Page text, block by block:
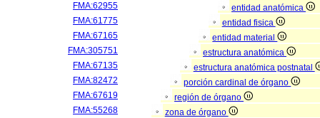
FMA:62955
entidad anatómica
FMA:61775
entidad fisica
FMA:67165
entidad material
FMA:305751
estructura anatómica
FMA:67135
estructura anatómica postnatal
FMA:82472
porción cardinal de órgano
FMA:67619
región de órgano
FMA:55268
zona de órgano